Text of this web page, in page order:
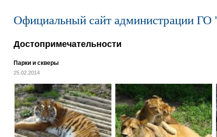
Официальный сайт администрации ГО
Достопримечательности
Парки и скверы
25.02.2014